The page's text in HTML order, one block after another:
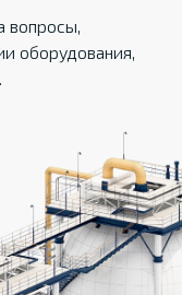
вопросы,
оборудования,